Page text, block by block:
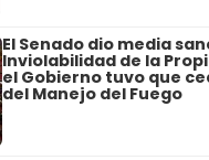
El Senado dio media
Inviolabilidad de la
el Gobierno tuvo que
del Manejo del Fuego